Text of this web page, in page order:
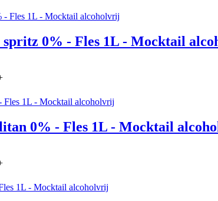
spritz 0% - Fles 1L - Mocktail
0% - Fles 1L - Mocktail